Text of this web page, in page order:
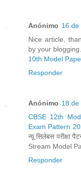
Anónimo 16 de
Nice article,
by your
10th Model
Responder
Anónimo 18 de
CBSE 12th
Exam Pattern
न्यू सिलेबस परीक्षा
Stream Model
Responder